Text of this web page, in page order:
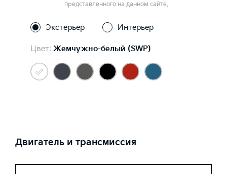
представленного на данном сайте.
Экстерьер Интерьер
Цвет: Жемчужно-белый (SWP)
Двигатель и трансмиссия